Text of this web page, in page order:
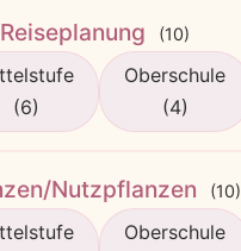
Reiseplanung (10)
(6)
Oberschule
(4)
Nutzpflanzen (10)
Oberschule